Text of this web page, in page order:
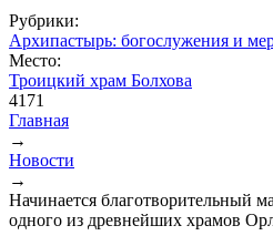
Рубрики:
Архипастырь: богослужения и
Место:
Троицкий храм Болхова
4171
Вы здесь
Главная
→
Новости
→
Начинается благотворительный
одного из древнейших храмов